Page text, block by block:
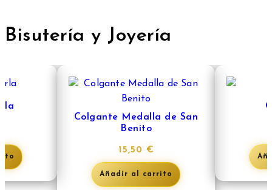
Bisutería y Joyería
Colgante Medalla de San
Benito
15,50 €
Añadir al carrito